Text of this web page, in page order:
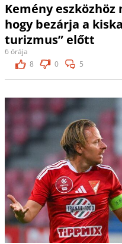
Kemény
hogy bezárja a
turizmus” előtt
6 órája
8
0 5